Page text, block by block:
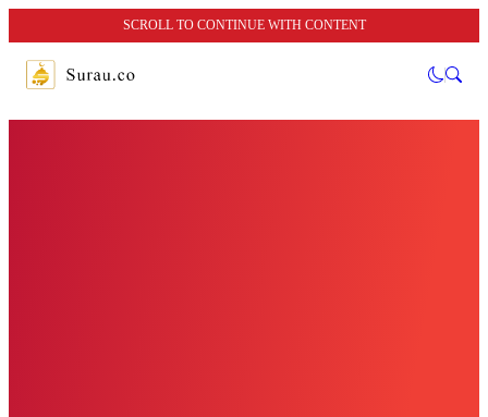
SCROLL TO CONTINUE WITH CONTENT